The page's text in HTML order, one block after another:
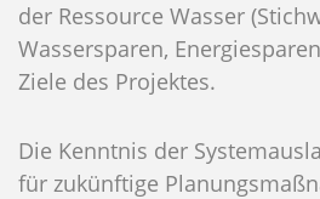
der Ressource Wasser
Wassersparen,
Ziele des Projektes.
Die Kenntnis der
für zukünftige